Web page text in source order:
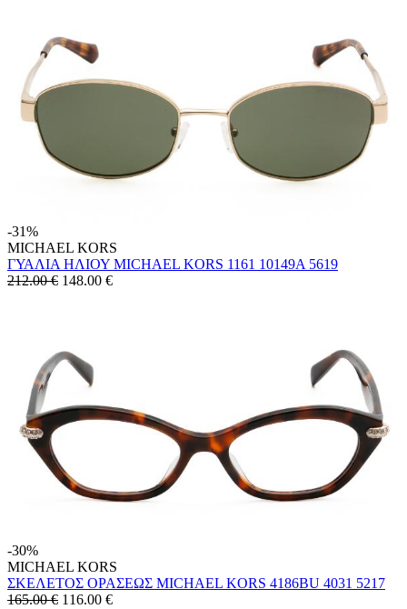
-31%
MICHAEL KORS
ΓΥΑΛΙΑ ΗΛΙΟΥ MICHAEL KORS 1161 10149A 5619
212.00 € 148.00 €
-30%
MICHAEL KORS
ΣΚΕΛΕΤΟΣ ΟΡΑΣΕΩΣ MICHAEL KORS 4186BU 4031 5217
165.00 € 116.00 €